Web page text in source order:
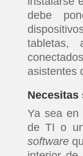
debe
tabletas,
asistentes
Necesitas
Ya sea en
de TI o
software